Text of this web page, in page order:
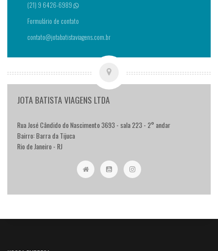
(21) 9 6426-6989
Formulário de contato
contato@jotabatistaviagens.com.br
JOTA BATISTA VIAGENS LTDA
Rua José Cândido do Nascimento 3693 - sala 223 - 2° andar
Bairro: Barra da Tijuca
Rio de Janeiro - RJ